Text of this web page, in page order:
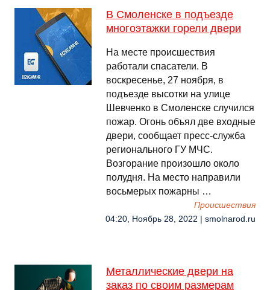
В Смоленске в подъезде
многоэтажки горели двери
На месте происшествия
работали спасатели. В
воскресенье, 27 ноября, в
подъезде высотки на улице
Шевченко в Смоленске случился
пожар. Огонь объял две входные
двери, сообщает пресс-служба
регионального ГУ МЧС.
Возгорание произошло около
полудня. На место направили
восьмерых пожарны …
Происшествия
04:20, Ноябрь 28, 2022 | smolnarod.ru
Металлические двери на
заказ по своим размерам